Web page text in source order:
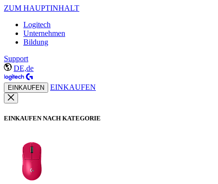
ZUM HAUPTINHALT
Logitech
Unternehmen
Bildung
Support
DE,de
EINKAUFEN EINKAUFEN
EINKAUFEN NACH KATEGORIE